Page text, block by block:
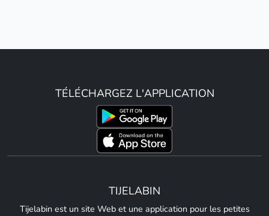
TÉLÉCHARGEZ L'APPLICATION
TIJELABIN
Tijelabin est un site Web et une application pour les petites